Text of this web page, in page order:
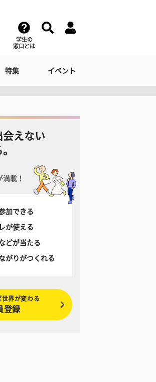
学生の
窓口とは
特集 イベント
会えない
載！
加できる
が使える
どが当たる
がりがつくれる
界が変わる
登録